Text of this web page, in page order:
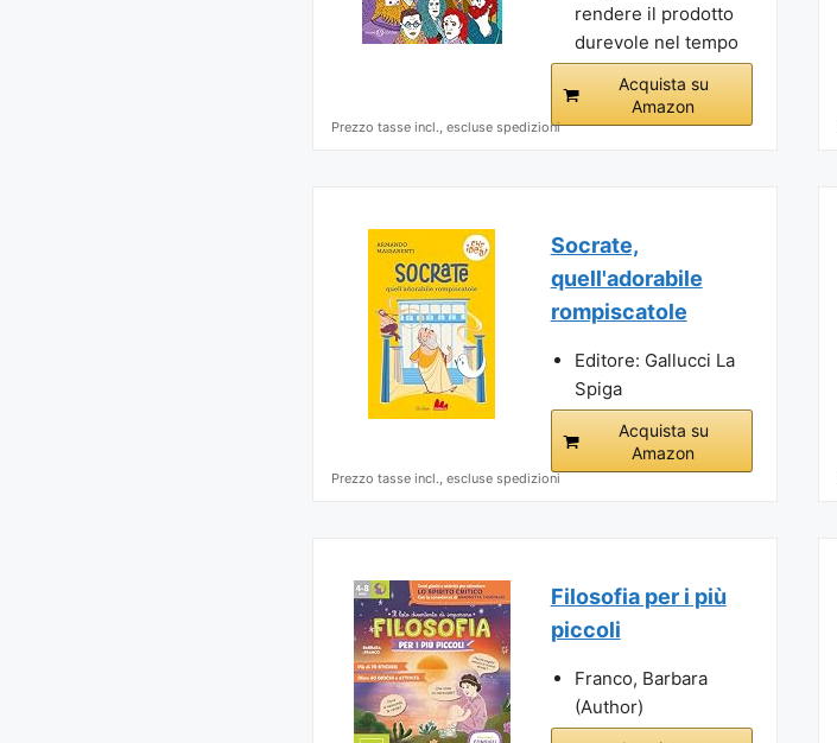
rendere il prodotto
durevole nel tempo
Acquista su
Amazon
Prezzo tasse incl., escluse spedizioni
Socrate,
quell'adorabile
rompiscatole
Editore: Gallucci La
Spiga
Acquista su
Amazon
Prezzo tasse incl., escluse spedizioni
Filosofia per i più
piccoli
Franco, Barbara
(Author)